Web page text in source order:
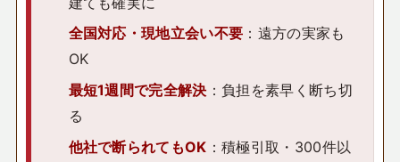
全国対応・現地立会い不要 ：遠方の実家も
OK
最短1週間で完全解決 ：負担を素早く断ち切
る
他社で断られてもOK ：積極引取・300件以